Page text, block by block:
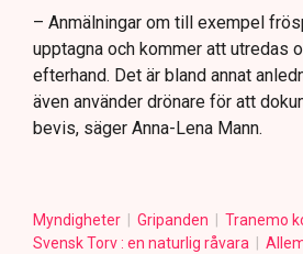
– Anmälningar om till exempel
upptagna och kommer att utredas
efterhand. Det är bland annat
även använder drönare för att
bevis, säger Anna-Lena Mann.
Myndigheter Gripanden Tranemo
Svensk Torv : en naturlig råvara